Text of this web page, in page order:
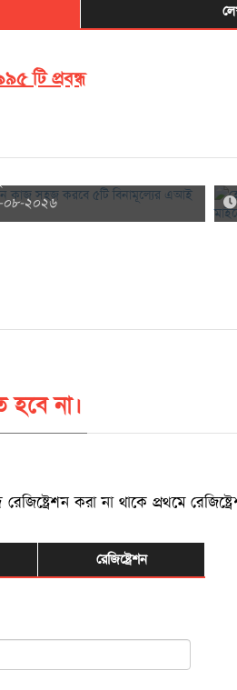
টি প্রবন্ধ
কাজ সহজ করবে ৫টি বিনামূল্যের
২০২৬
হবে না।
করা না থাকে প্রথমে
রেজিষ্ট্রেশন